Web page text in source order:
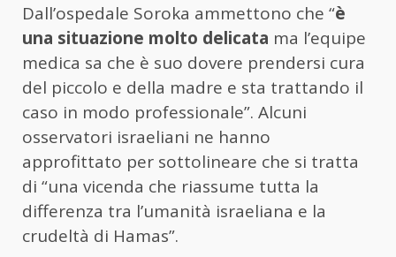
Dall’ospedale Soroka ammettono che “è
una situazione molto delicata ma l’equipe
medica sa che è suo dovere prendersi cura
del piccolo e della madre e sta trattando il
caso in modo professionale”. Alcuni
osservatori israeliani ne hanno
approfittato per sottolineare che si tratta
di “una vicenda che riassume tutta la
differenza tra l’umanità israeliana e la
crudeltà di Hamas”.